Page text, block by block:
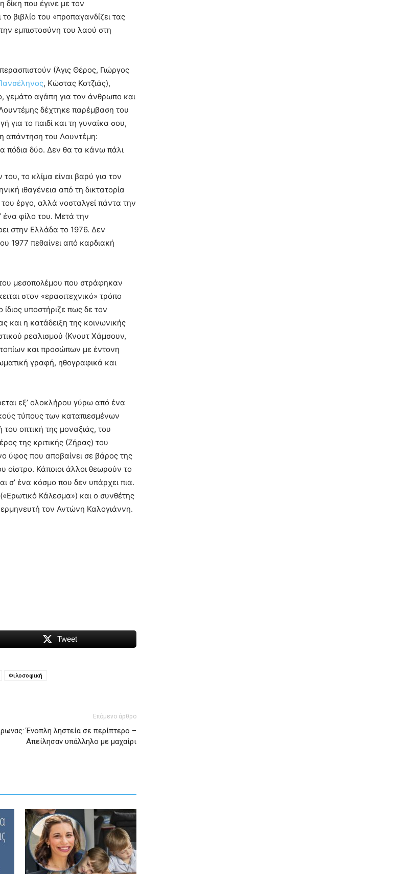
που έγινε με τον
βιβλίο του «προπαγανδίζει τας
την εμπιστοσύνη του λαού στη
(Άγις Θέρος, Γιώργος
, Κώστας Κοτζιάς),
γεμάτο αγάπη για τον άνθρωπο και
δέχτηκε παρέμβαση του
για το παιδί και τη γυναίκα σου,
απάντηση του Λουντέμη:
πόδια δύο. Δεν θα τα κάνω πάλι
το κλίμα είναι βαρύ για τον
ιθαγένεια από τη δικτατορία
έργο, αλλά νοσταλγεί πάντα την
ένα φίλο του. Μετά την
στην Ελλάδα το 1976. Δεν
1977 πεθαίνει από καρδιακή
μεσοπολέμου που στράφηκαν
στον «ερασιτεχνικό» τρόπο
υποστήριζε πως δε τον
και η κατάδειξη της κοινωνικής
ρεαλισμού (Κνουτ Χάμσουν,
τοπίων και προσώπων με έντονη
γραφή, ηθογραφικά και
εξ’ ολοκλήρου γύρω από ένα
τύπους των καταπιεσμένων
οπτική της μοναξιάς, του
της κριτικής (Ζήρας) του
ύφος που αποβαίνει σε βάρος της
οίστρο. Κάποιοι άλλοι θεωρούν το
ένα κόσμο που δεν υπάρχει πια.
Κάλεσμα») και ο συνθέτης
ερμηνευτή τον Αντώνη Καλογιάννη.
Tweet
Φιλοσοφική
Επόμενο άρθρο
Ένοπλη ληστεία σε περίπτερο –
Απείλησαν υπάλληλο με μαχαίρι